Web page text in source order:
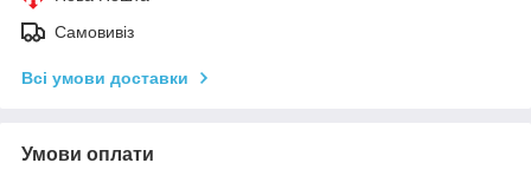
Самовивіз
Всі умови доставки
Умови оплати